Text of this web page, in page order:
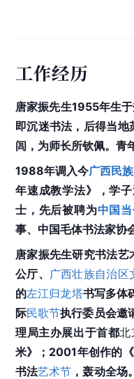
工作经历
唐家振先生1955年生
即沉迷书法，后得当
闾，为师长所钦佩。青
1988年调入今广西民
年速成教学法》，学
士，先后被聘为中国
事、中国毛体书法家协
唐家振先生研究书法
公厅、
广西壮族自治区
的左江归龙塔书写多体
际民歌节执行委员会邀
理局主办展出于首都北
米》；2001年创作的
书法艺术节 ，轰动全